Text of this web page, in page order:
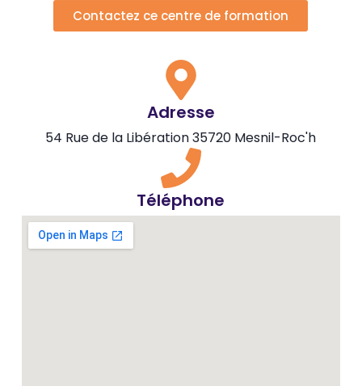
Contactez ce centre de formation
Adresse
54 Rue de la Libération 35720 Mesnil-Roc'h
Téléphone